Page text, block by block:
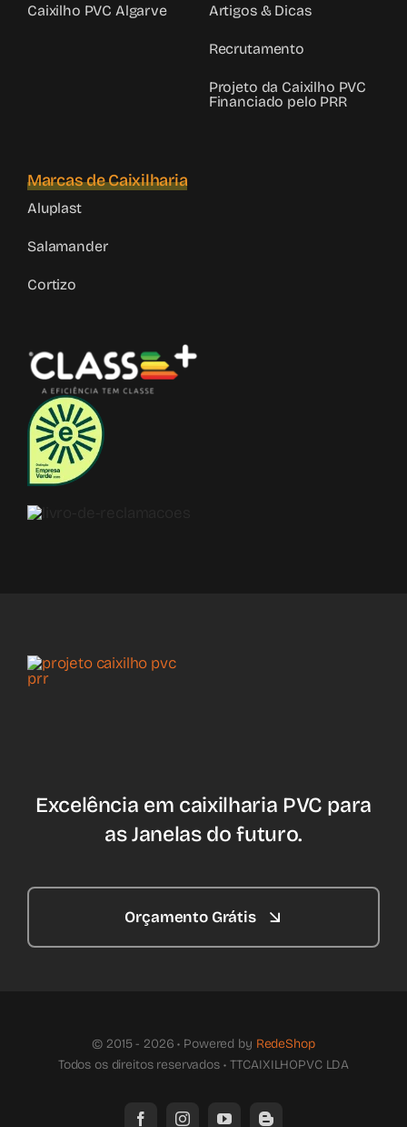
Caixilho PVC Algarve Artigos & Dicas
Recrutamento
Projeto da Caixilho PVC
Financiado pelo PRR
Marcas de Caixilharia
Aluplast
Salamander
Cortizo
Excelência em caixilharia PVC para
as Janelas do futuro.
Orçamento Grátis
© 2015 - 2026 • Powered by RedeShop
Todos os direitos reservados • TTCAIXILHOPVC LDA